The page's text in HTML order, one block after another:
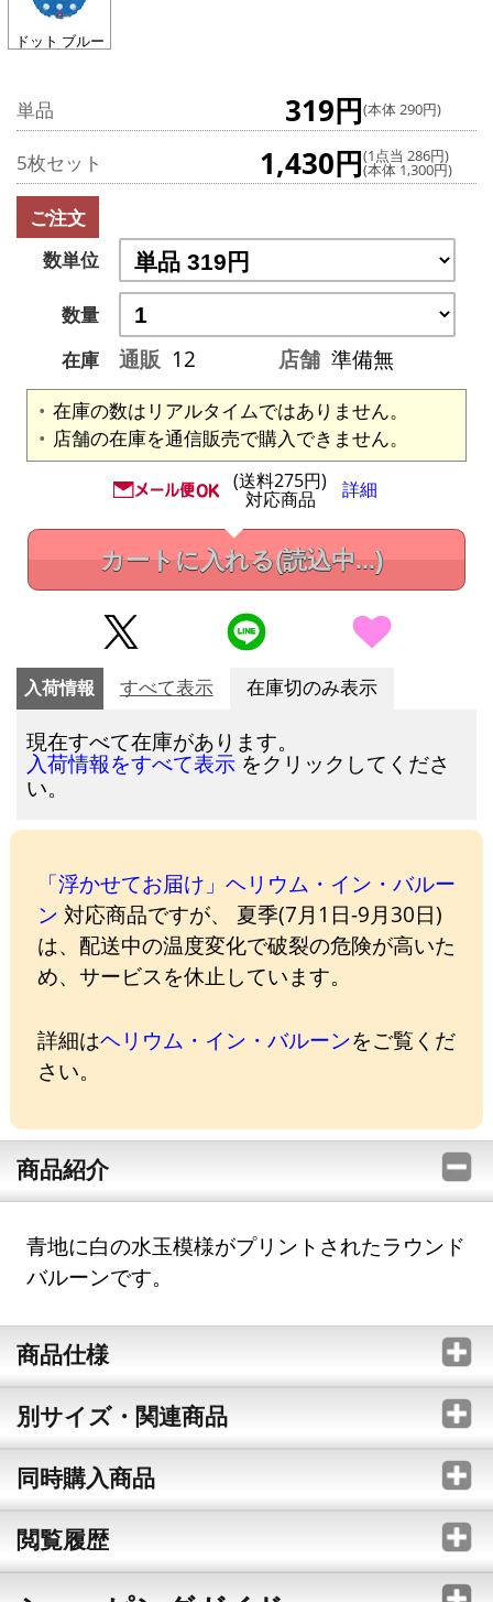
ドット ブルー
単品 319円(本体 290円)
5枚セット 1,430円(1点当 286円)
(本体 1,300円)
ご注文
数単位
数量
在庫
通販 12 店舗 準備無
在庫の数はリアルタイムではありません。
店舗の在庫を通信販売で購入できません。
(送料275円)
対応商品 詳細
カートに入れる(読込中...)
入荷情報 すべて表示 在庫切のみ表示
現在すべて在庫があります。
入荷情報をすべて表示 をクリックしてくださ
い。
「浮かせてお届け」ヘリウム・イン・バルー
ン 対応商品ですが、 夏季(7月1日-9月30日)
は、配送中の温度変化で破裂の危険が高いた
め、サービスを休止しています。
詳細はヘリウム・イン・バルーンをご覧くだ
さい。
商品紹介
青地に白の水玉模様がプリントされたラウンド
バルーンです。
商品仕様
別サイズ・関連商品
同時購入商品
閲覧履歴